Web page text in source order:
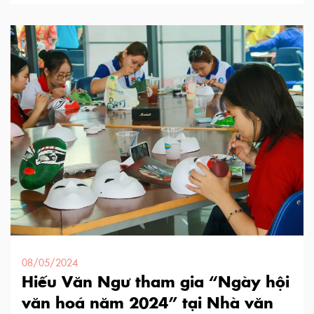
chương trình vừa cao nhã vừa giàu kiến thức cho khán
giả.
08/05/2024
Hiếu Văn Ngư tham gia “Ngày hội
văn hoá năm 2024” tại Nhà văn